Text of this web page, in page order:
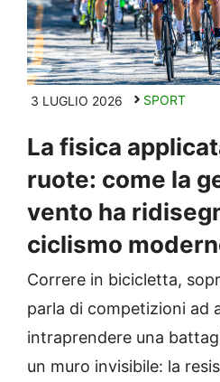
3 LUGLIO 2026 SPORT
La fisica
ruote: come la
vento ha
ciclismo
Correre in bicicletta,
parla di competizioni ad
intraprendere una
un muro invisibile: la